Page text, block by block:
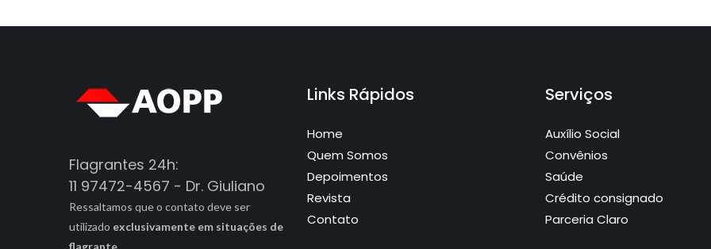
Flagrantes 24h:
11 97472-4567 - Dr. Giuliano
Ressaltamos que o contato deve ser
utilizado exclusivamente em situações de
flagrante.
Links Rápidos
Home
Quem Somos
Depoimentos
Revista
Contato
Serviços
Auxílio Social
Convênios
Saúde
Crédito consignado
Parceria Claro